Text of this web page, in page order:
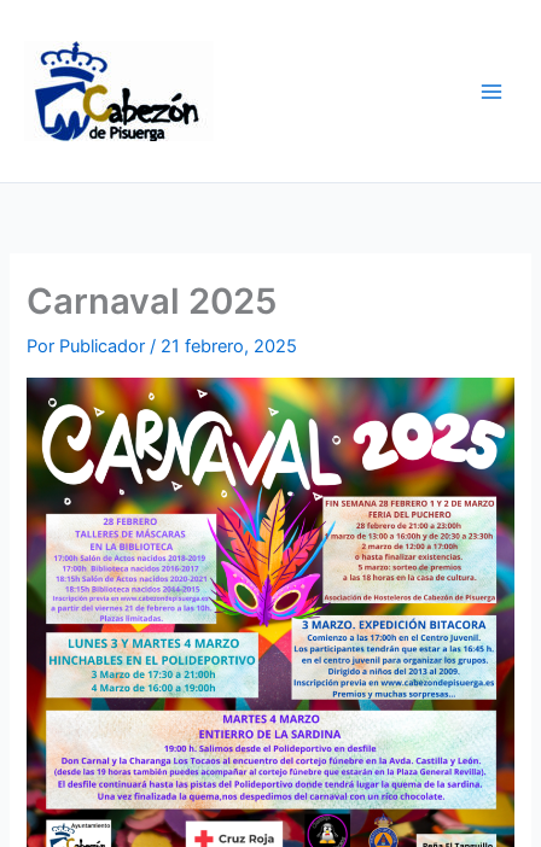
contenido
Carnaval 2025
Por Publicador/ 21 febrero, 2025